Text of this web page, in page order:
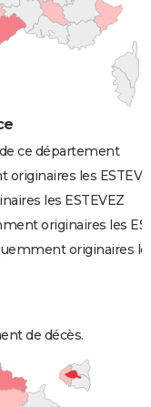
ce département
les
les ESTEVEZ
originaires les
originaires
de décès.